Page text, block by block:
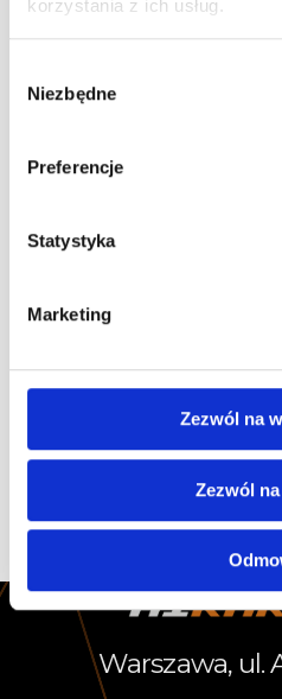
korzystania z ich usług.
zgody
Niezbędne
Preferencje
Statystyka
Marketing
Zezwól na
Zezwól
kwalifikacja 60 min. wyścig
Wyścig dla Rodziców
Gokartowej
Zapraszamy do zapisów!
min. czasówka III) 8 min.
1 2 3
Warszawa, ul.